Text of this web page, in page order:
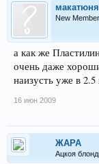
макатюня
New Member
а как же
очень даже
наизусть уже в 2.5
16 июн 2009
ЖАРА
Ацкоя